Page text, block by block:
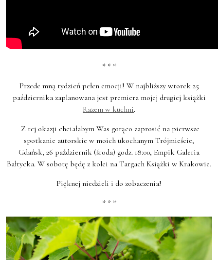
* * *
Przede mną tydzień pełen emocji! W najbliższy wtorek 25
października zaplanowana jest premiera mojej drugiej książki
Razem w kuchni.
Z tej okazji chciałabym Was gorąco zaprosić na pierwsze
spotkanie autorskie w moich ukochanym Trójmieście,
Gdańsk, 26 październik (środa) godz. 18:00, Empik Galeria
Bałtycka. W sobotę będę z kolei na Targach Książki w Krakowie.
Pięknej niedzieli i do zobaczenia!
* * *